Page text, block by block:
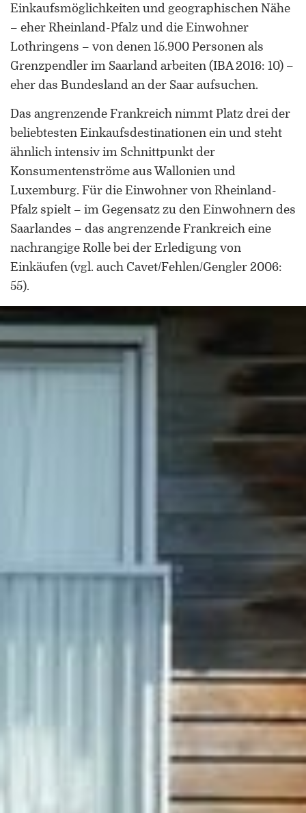
(UniGR-CBS) und „LABOR SwissLux“
Gutachter für internationale
Fachzeitschriften und
Fördereinrichtungen
„Border Studies. Cultures, Spaces,
Orders” (Nomos)
Forschungsaufenthalte an der
Universität Flensburg, Viadrina
Universität Frankfurt (Oder),
Universität Lothringen, Universität
des Saarlandes und Universität
Doppelpromotion an der Universität
Einkaufsmöglichkeiten und geographischen Nähe
– eher Rheinland-Pfalz und die Einwohner
Lothringens – von denen 15.900 Personen als
Grenzpendler im Saarland arbeiten (IBA 2016: 10) –
eher das Bundesland an der Saar aufsuchen.
Das angrenzende Frankreich nimmt Platz drei der
beliebtesten Einkaufsdestinationen ein und steht
ähnlich intensiv im Schnittpunkt der
Konsumentenströme aus Wallonien und
Luxemburg. Für die Einwohner von Rheinland-
Pfalz spielt – im Gegensatz zu den Einwohnern des
Saarlandes – das angrenzende Frankreich eine
nachrangige Rolle bei der Erledigung von
Einkäufen (vgl. auch Cavet/Fehlen/Gengler 2006:
55).